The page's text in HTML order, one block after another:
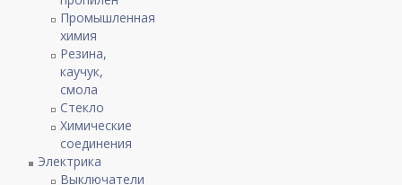
Промышленная
химия
Резина,
каучук,
смола
Стекло
Химические
соединения
Электрика
Выключатели